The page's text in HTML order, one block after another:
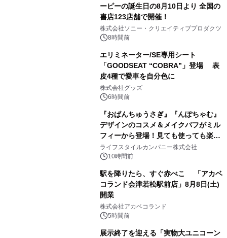
ーピーの誕生日の8月10日より 全国の
書店123店舗で開催！
株式会社ソニー・クリエイティブプロダクツ
8時間前
エリミネーター/SE専用シート
「GOODSEAT “COBRA”」登場 表
皮4種で愛車を自分色に
株式会社グッズ
6時間前
『おぱんちゅうさぎ』『んぽちゃむ』
デザインのコスメ＆メイクパフがミル
フィーから登場！見ても使っても楽し
い、ポップでキュートなコレクショ
ン。
ライフスタイルカンパニー株式会社
10時間前
駅を降りたら、すぐ赤べこ 「アカベ
コランド会津若松駅前店」8月8日(土)
開業
株式会社アカベコランド
5時間前
展示終了を迎える「実物大ユニコーン